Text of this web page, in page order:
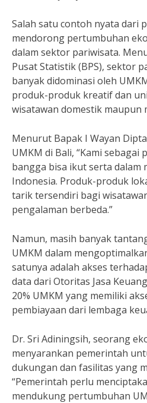
Salah satu contoh nyata dari
mendorong pertumbuhan
dalam sektor pariwisata.
Pusat Statistik (BPS), sektor
banyak didominasi oleh
produk-produk kreatif dan
wisatawan domestik maupun
Menurut Bapak I Wayan
UMKM di Bali, “Kami sebagai
bangga bisa ikut serta dalam
Indonesia. Produk-produk
tarik tersendiri bagi
pengalaman berbeda.”
Namun, masih banyak
UMKM dalam
satunya adalah akses
data dari Otoritas Jasa
20% UMKM yang memiliki
pembiayaan dari lembaga
Dr. Sri Adiningsih, seorang
menyarankan pemerintah
dukungan dan fasilitas yang
“Pemerintah perlu
mendukung pertumbuhan